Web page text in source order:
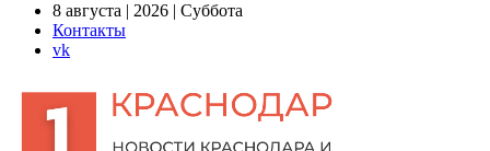
8 августа | 2026 | Суббота
Контакты
vk